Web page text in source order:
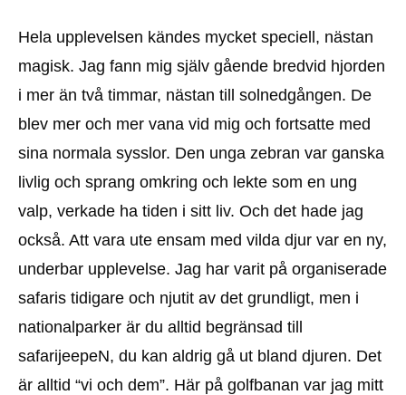
Hela upplevelsen kändes mycket speciell, nästan
magisk. Jag fann mig själv gående bredvid hjorden
i mer än två timmar, nästan till solnedgången. De
blev mer och mer vana vid mig och fortsatte med
sina normala sysslor. Den unga zebran var ganska
livlig och sprang omkring och lekte som en ung
valp, verkade ha tiden i sitt liv. Och det hade jag
också. Att vara ute ensam med vilda djur var en ny,
underbar upplevelse. Jag har varit på organiserade
safaris tidigare och njutit av det grundligt, men i
nationalparker är du alltid begränsad till
safarijeepeN, du kan aldrig gå ut bland djuren. Det
är alltid “vi och dem”. Här på golfbanan var jag mitt